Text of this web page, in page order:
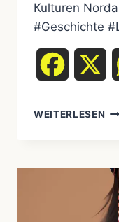
Kulturen
#Geschichte
WEITERLESEN
IN